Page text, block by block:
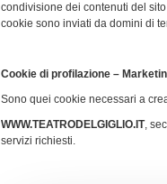
condivisione dei contenuti del
cookie sono inviati da domini di
Cookie di profilazione –
Sono quei cookie necessari a
WWW.TEATRODELGIGLIO.IT,
servizi richiesti.